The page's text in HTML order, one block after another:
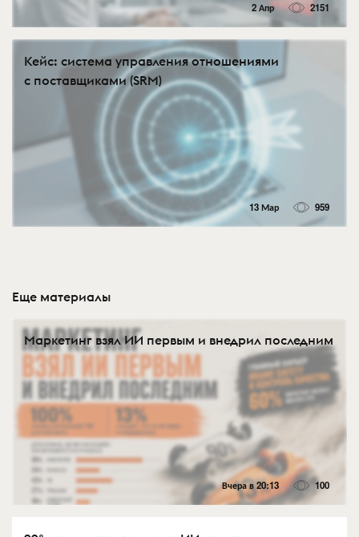
2 Апр 2151
Кейс: система управления отношениями
с поставщиками (SRM)
13 Мар 959
Еще материалы
Маркетинг взял ИИ первым и внедрил последним
Вчера в 20:13 100